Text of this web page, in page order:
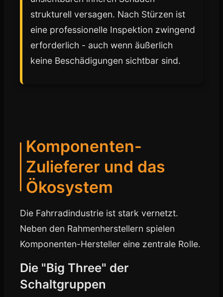
strukturell versagen. Nach Stürzen ist
eine professionelle Inspektion zwingend
erforderlich - auch wenn äußerlich
keine Beschädigungen sichtbar sind.
Komponenten-
Zulieferer und das
Ökosystem
Die Fahrradindustrie ist stark vernetzt.
Neben den Rahmenherstellern spielen
Komponenten-Hersteller eine zentrale Rolle.
Die "Big Three" der
Schaltgruppen